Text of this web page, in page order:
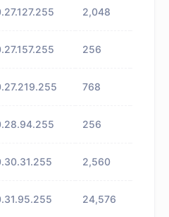
2,048
256
768
256
2,560
24,576